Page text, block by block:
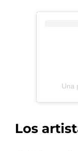
Una
Los